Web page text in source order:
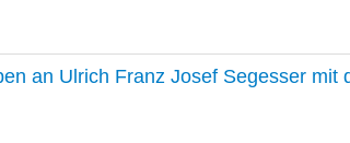
an Ulrich Franz Josef Segesser mit